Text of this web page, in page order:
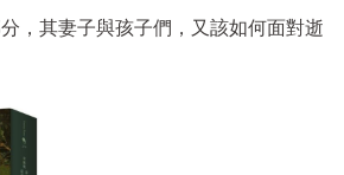
，其妻子與孩子們，又該如何面對逝